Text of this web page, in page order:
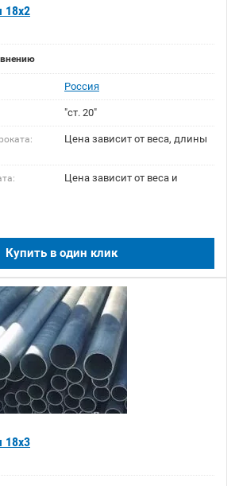
18х2
Россия
"ст. 20"
Цена зависит от веса, длины
Цена зависит от веса и
Купить в один клик
18х3